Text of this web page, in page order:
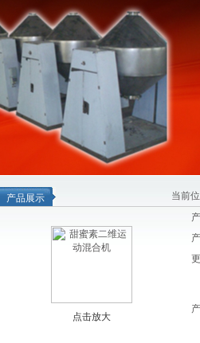
产品展示 当前
点击放大